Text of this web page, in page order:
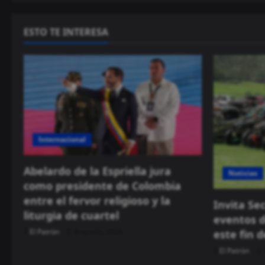
ESTO TE INTERESA
Internacional
Abelardo de la Espriella jura
como presidente de Colombia
entre el fervor religioso y la
liturgia de cuartel
El Patrón
Noticias
Invita
eventos
este fin
El Patrón